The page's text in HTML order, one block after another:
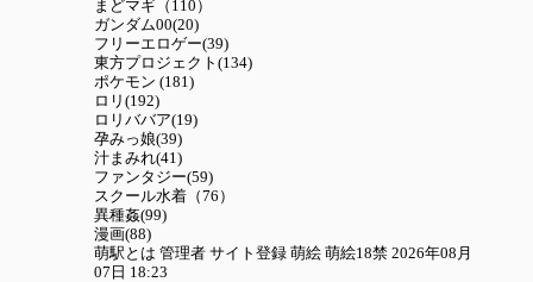
まどマギ（110）
ガンダム00(20)
フリーエロゲー(39)
東方プロジェクト(134)
ポケモン (181)
ロリ(192)
ロリババア(19)
孕みっ娘(39)
汁まみれ(41)
ファンタジー(59)
スクール水着（76）
異種姦(99)
漫画(88)
萌駅とは 管理者 サイト登録 萌絵 萌絵18禁 2026年08月
07日 18:23